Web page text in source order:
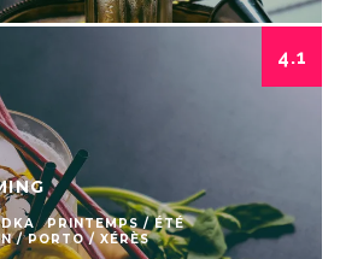
4.1
PRINTEMPS / ÉTÉ
/ PORTO / XÉRÈS